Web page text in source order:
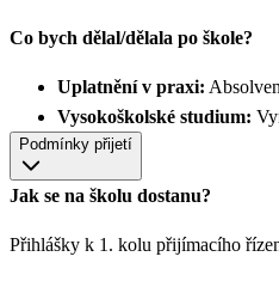
Co bych dělal/dělala po škole?
Uplatnění v praxi:
Vysokoškolské studium:
Podmínky přijetí
Jak se na školu dostanu?
Přihlášky k 1. kolu přijímacího